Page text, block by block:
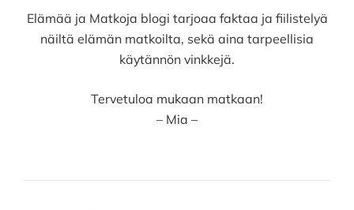
Elämää ja Matkoja blogi tarjoaa faktaa ja fiilistelyä
näiltä elämän matkoilta, sekä aina tarpeellisia
käytännön vinkkejä.
Tervetuloa mukaan matkaan!
– Mia –